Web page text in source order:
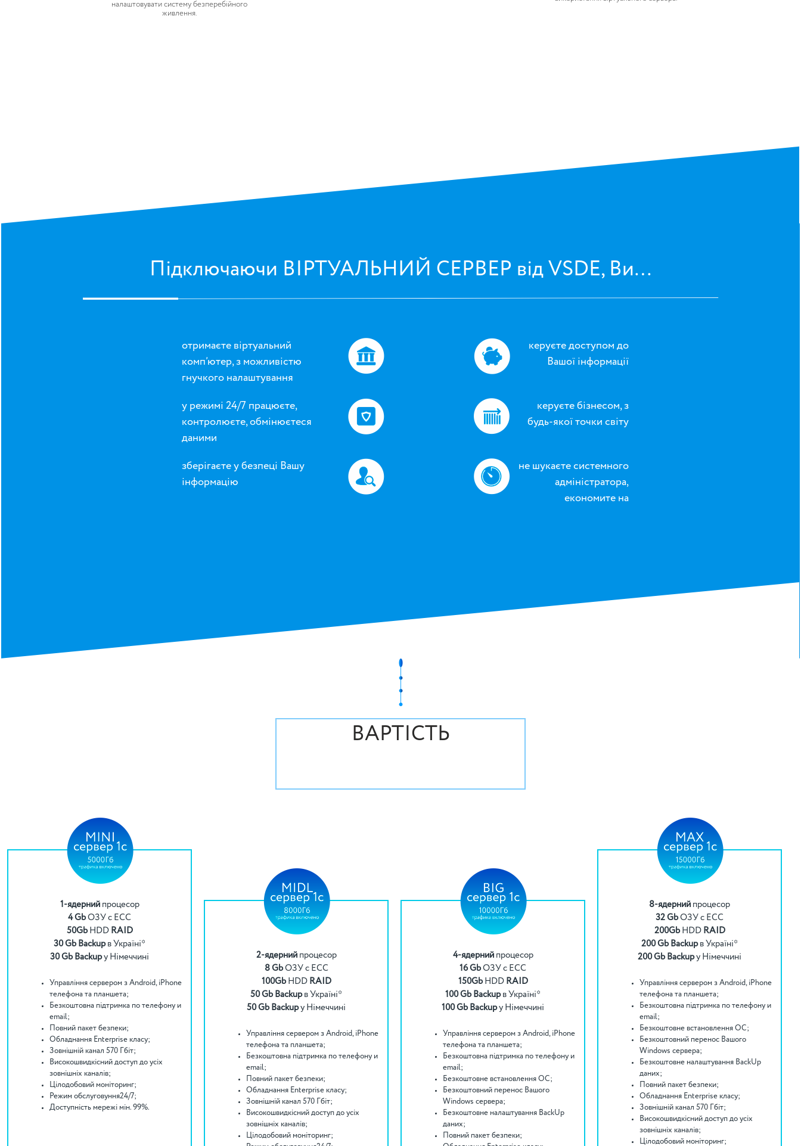
налаштовувати систему безперебійного
живлення.
Підключаючи ВІРТУАЛЬНИЙ СЕРВЕР від VSDE, Ви…
отримаєте віртуальний
комп’ютер, з можливістю
гнучкого налаштування
у режимі 24/7 працюєте,
контролюєте, обмінюєтеся
даними
зберігаєте у безпеці Вашу
інформацію
керуєте доступом до
Вашої інформації
керуєте бізнесом, з
будь-якої точки світу
не шукаєте системного
адміністратора,
економите на
ВАРТІСТЬ
1-ядерний процесор
4 GbОЗУ с ECC
50GbHDD RAID
30 Gb Backupв Україні*
30 Gb Backupу Німеччині
Управління сервером з Android, iPhone
телефона та планшета;
Безкоштовна підтримка по телефону и
email;
Повний пакет безпеки;
Обладнання Enterprise класу;
Зовнішній канал 570 Гбіт;
Високошвидкісний доступ до усіх
зовнішніх каналів;
Цілодобовий моніторинг;
Режим обслуговуння24/7;
Доступність мережі мін. 99%.
2-ядернийпроцесор
8 GbОЗУ с ECC
100GbHDD RAID
50 Gb Backupв Україні*
50 Gb Backupу Німеччині
Управління сервером з Android, iPhone
телефона та планшета;
Безкоштовна підтримка по телефону и
email;
Повний пакет безпеки;
Обладнання Enterprise класу;
Зовнішній канал 570 Гбіт;
Високошвидкісний доступ до усіх
зовнішніх каналів;
Цілодобовий моніторинг;
4-ядернийпроцесор
16 GbОЗУ с ECC
150GbHDD RAID
100 Gb Backupв Україні*
100 Gb Backupу Німеччині
Управління сервером з Android, iPhone
телефона та планшета;
Безкоштовна підтримка по телефону и
email;
Безкоштовне встановлення ОС;
Безкоштовний перенос Вашого
Windows сервера;
Безкоштовне налаштування BackUp
даних;
Повний пакет безпеки;
8-ядерний процесор
32 GbОЗУ с ECC
200GbHDD RAID
200 Gb Backupв Україні*
200 Gb Backupу Німеччині
Управління сервером з Android, iPhone
телефона та планшета;
Безкоштовна підтримка по телефону и
email;
Безкоштовне встановлення ОС;
Безкоштовний перенос Вашого
Windows сервера;
Безкоштовне налаштування BackUp
даних;
Повний пакет безпеки;
Обладнання Enterprise класу;
Зовнішній канал 570 Гбіт;
Високошвидкісний доступ до усіх
зовнішніх каналів;
Цілодобовий моніторинг;